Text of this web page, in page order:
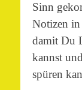
Sinn
Notizen in
damit Du
kannst
spüren